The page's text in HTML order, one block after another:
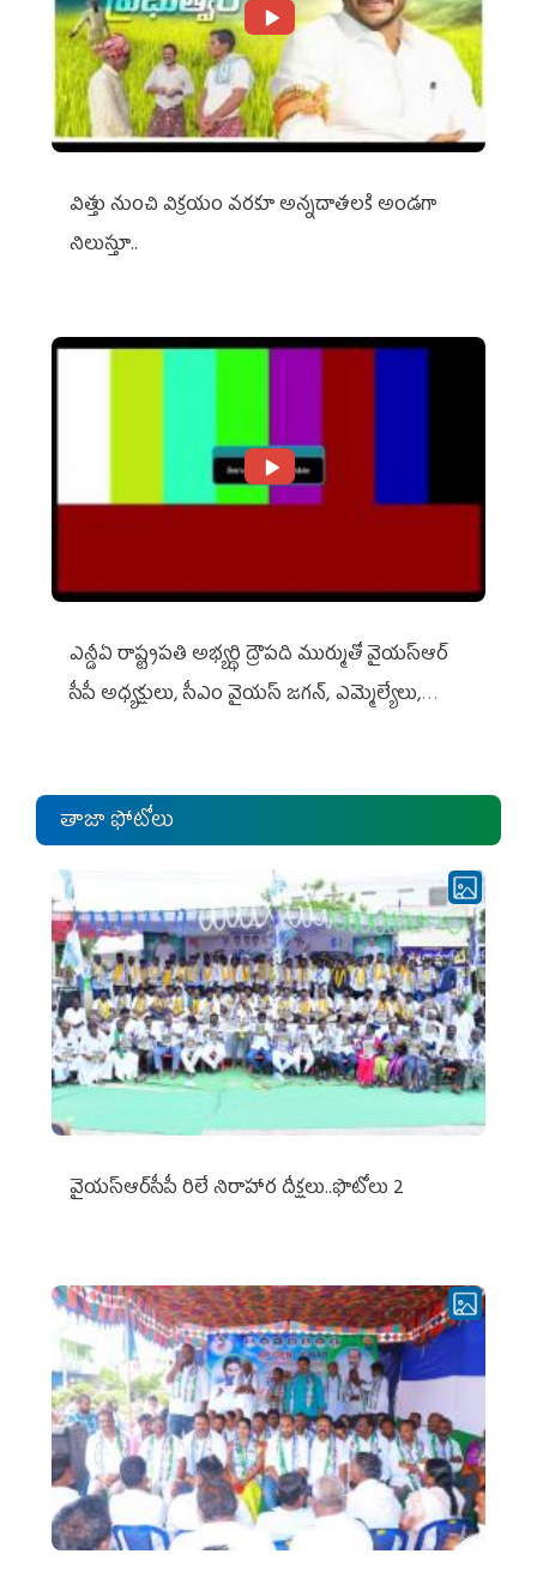
విత్తు నుంచి విక్రయం వరకూ అన్నదాతలకి అండగా
నిలుస్తూ..
ఎన్డీఏ రాష్ట్ర‌ప‌తి అభ్య‌ర్థి ద్రౌప‌ది ముర్ముతో వైయ‌స్ఆర్
సీపీ అధ్య‌క్షులు, సీఎం వైయ‌స్ జ‌గ‌న్, ఎమ్మెల్యేలు,
తాజా ఫోటోలు
వైయ‌స్ఆర్‌సీపీ రిలే నిరాహార దీక్షలు..ఫొటోలు 2